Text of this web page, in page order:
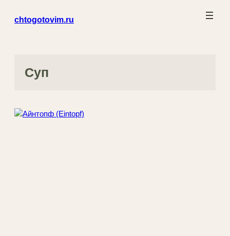
chtogotovim.ru
Суп